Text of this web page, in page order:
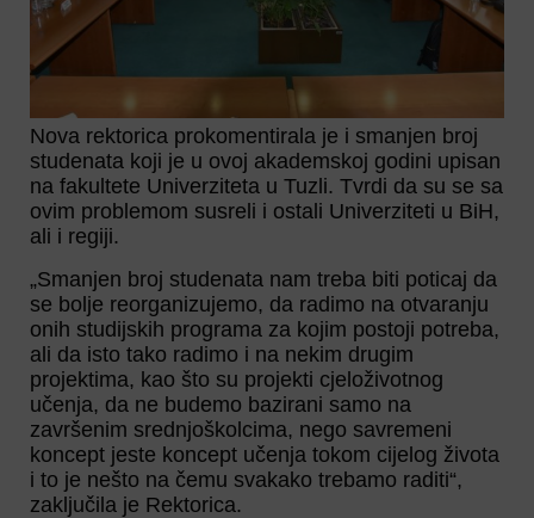
Nova rektorica prokomentirala je i smanjen broj
studenata koji je u ovoj akademskoj godini upisan
na fakultete Univerziteta u Tuzli. Tvrdi da su se sa
ovim problemom susreli i ostali Univerziteti u BiH,
ali i regiji.
„Smanjen broj studenata nam treba biti poticaj da
se bolje reorganizujemo, da radimo na otvaranju
onih studijskih programa za kojim postoji potreba,
ali da isto tako radimo i na nekim drugim
projektima, kao što su projekti cjeloživotnog
učenja, da ne budemo bazirani samo na
završenim srednjoškolcima, nego savremeni
koncept jeste koncept učenja tokom cijelog života
i to je nešto na čemu svakako trebamo raditi“,
zaključila je Rektorica.